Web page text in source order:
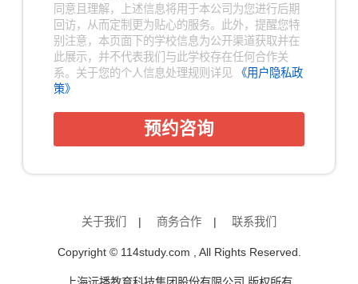
同意且理解，上述信息将用于本公司为您进行后期
回访，从而定制更为贴心的服务。此外，提醒您特
别注意，本页面下的学校信息为公开渠道获取并在
此展示，并不代表我们与此学校存在任何合作关
系。关于您的个人信息处理规则详见
《用户隐私政
策》
预约咨询
关于我们 | 商务合作 | 联系我们
Copyright © 114study.com , All Rights Reserved.